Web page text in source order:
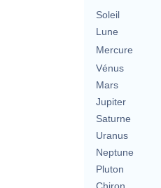
Soleil
Lune
Mercure
Vénus
Mars
Jupiter
Saturne
Uranus
Neptune
Pluton